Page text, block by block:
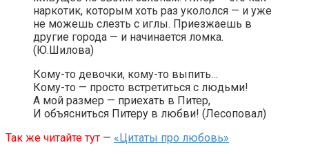
наркотик, которым хоть раз укололся — и уже
не можешь слезть с иглы. Приезжаешь в
другие города — и начинается ломка.
(Ю.Шилова)
Кому-то девочки, кому-то выпить…
Кому-то — просто встретиться с людьми!
А мой размер — приехать в Питер,
И объясниться Питеру в любви! (Лесоповал)
Так же читайте тут — «Цитаты про любовь»